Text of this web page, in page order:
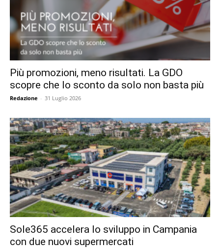
Più promozioni, meno risultati. La GDO
scopre che lo sconto da solo non basta più
Redazione - 31 Luglio 2026
Sole365 accelera lo sviluppo in Campania
con due nuovi supermercati